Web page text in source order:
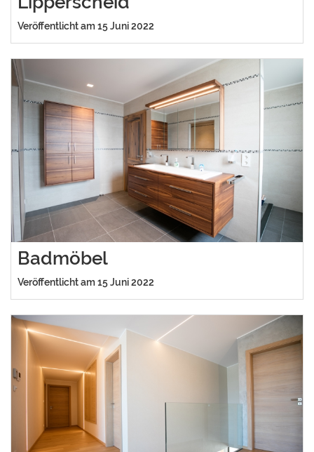
Veröffentlicht am 15 Juni 2022
Badmöbel
Veröffentlicht am 15 Juni 2022